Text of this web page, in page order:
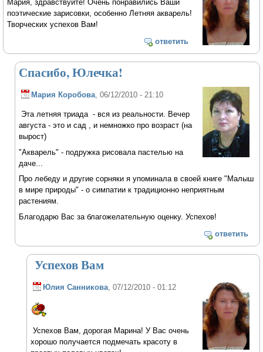
Мария, здравствуйте! Очень понравились Ваши
поэтические зарисовки, особенно Летняя акварель!
Творческих успехов Вам!
ответить
Спасибо, Юлечка!
Мария Коробова, 06/12/2010 - 21:10
Эта летняя триада - вся из реальности. Вечер
августа - это и сад , и немножко про возраст (на
вырост)
"Акварель" - подружка рисовала пастелью на
даче...
Про лебеду и другие сорняки я упоминала в своей книге "Малыш
в мире природы" - о симпатии к традиционно неприятным
растениям.
Благодарю Вас за благожелательную оценку. Успехов!
ответить
Успехов Вам
Юлия Санникова, 07/12/2010 - 01:12
Успехов Вам, дорогая Марина! У Вас очень
хорошо получается подмечать красоту в